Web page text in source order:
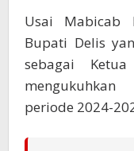
Usai Mabicab
Bupati Delis
sebagai
periode 2024-